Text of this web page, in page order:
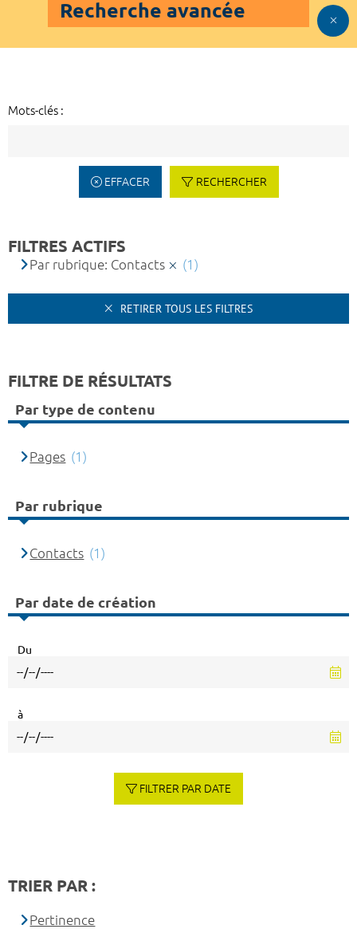
Recherche avancée
Mots-clés :
EFFACER RECHERCHER
FILTRES ACTIFS
Par rubrique: Contacts (1)
RETIRER TOUS LES FILTRES
FILTRE DE RÉSULTATS
Par type de contenu
Pages (1)
Par rubrique
Contacts (1)
Par date de création
Du
à
FILTRER PAR DATE
TRIER PAR :
Pertinence